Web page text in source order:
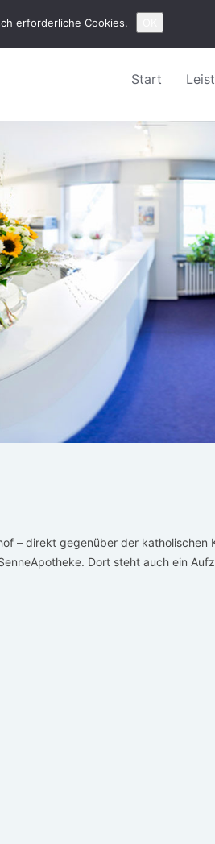
Öffnungszeiten :
Start
– direkt gegenüber der katholischen
Dort steht auch ein
erforderliche Cookies.